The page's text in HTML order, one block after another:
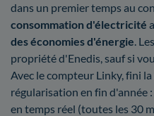
dans un premier temps au
consommation d'électricité
des économies d'énergie .
propriété d'Enedis, sauf si
Avec le compteur Linky, fini
régularisation en fin d'année
en temps réel (toutes les 30